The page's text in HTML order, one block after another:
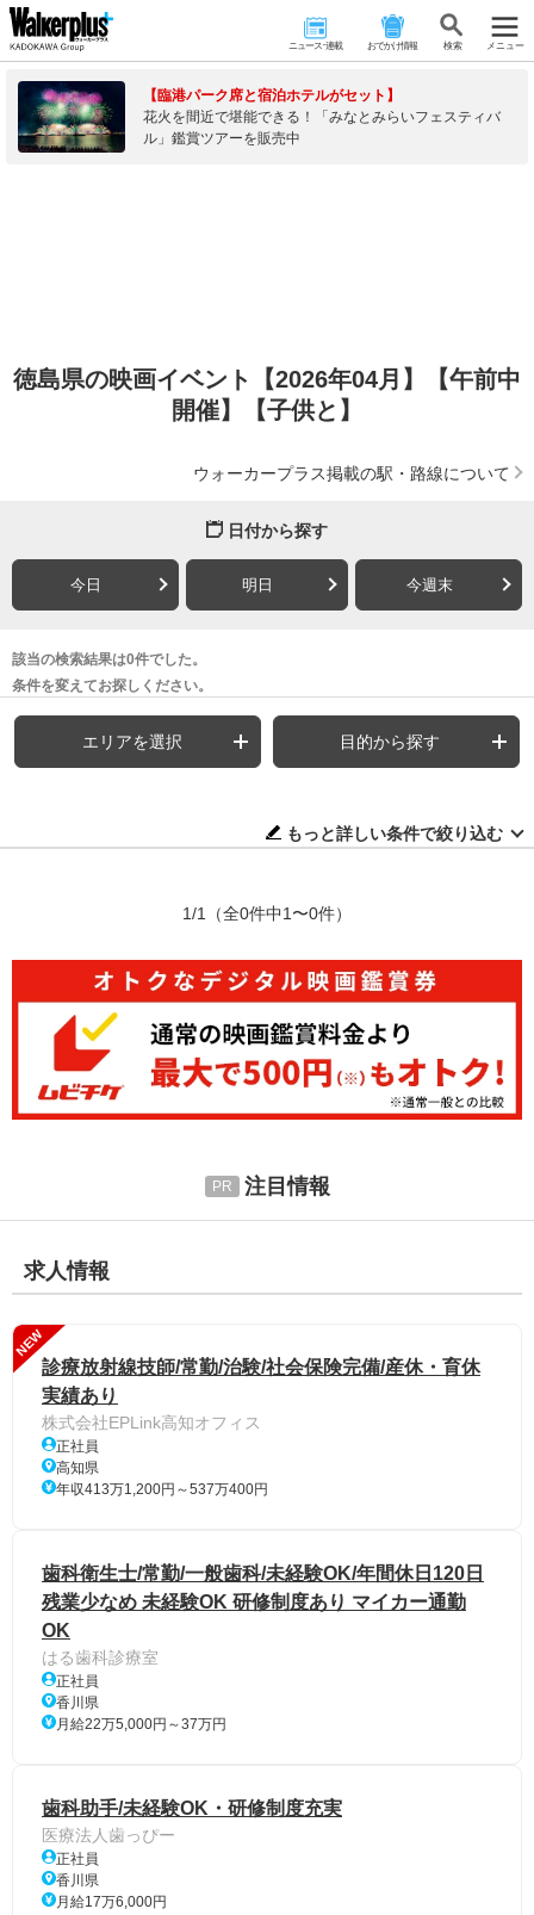
ニュース･連載 おでかけ情報 検 索 メニュー
【臨港パーク席と宿泊ホテルがセット】
花火を間近で堪能できる！「みなとみらいフェスティバ
ル」鑑賞ツアーを販売中
徳島県の映画イベント【2026年04月】【午前中
開催】【子供と】
ウォーカープラス掲載の駅・路線について
日付から探す
今日 明日 今週末
該当の検索結果は0件でした。
条件を変えてお探しください。
エリアを選択 目的から探す
もっと詳しい条件で絞り込む
1/1 （全0件中1〜0件）
注目情報
求人情報
NEW
診療放射線技師/常勤/治験/社会保険完備/産休・育休
実績あり
株式会社EPLink高知オフィス
正社員
高知県
年収413万1,200円～537万400円
歯科衛生士/常勤/一般歯科/未経験OK/年間休日120日
残業少なめ 未経験OK 研修制度あり マイカー通勤
OK
はる歯科診療室
正社員
香川県
月給22万5,000円～37万円
歯科助手/未経験OK・研修制度充実
医療法人歯っぴー
正社員
香川県
月給17万6,000円